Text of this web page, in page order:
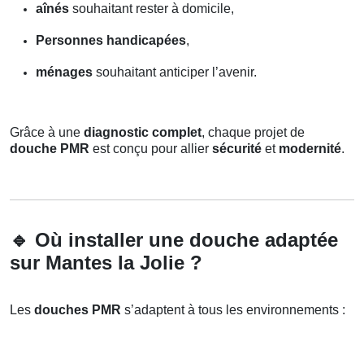
aînés souhaitant rester à domicile,
Personnes handicapées,
ménages souhaitant anticiper l’avenir.
Grâce à une diagnostic complet, chaque projet de
douche PMR est conçu pour allier sécurité et modernité.
🔹 Où installer une douche adaptée
sur Mantes la Jolie ?
Les douches PMR s’adaptent à tous les environnements :